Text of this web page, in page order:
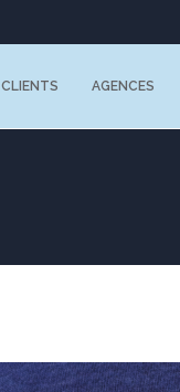
CLIENTS AGENCES